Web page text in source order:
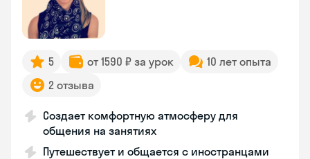
5 от 1590 ₽ за урок
10 лет опыта
2 отзыва
Создает комфортную атмосферу для
общения на занятиях
Путешествует и общается с иностранцами